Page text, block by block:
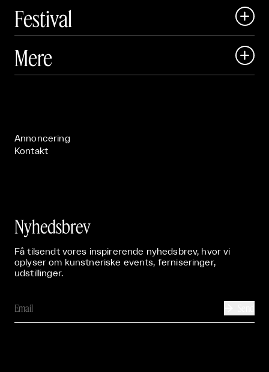
Festival

 Art Matter Festival
Mere 
Annoncering
Kontakt
Nyhedsbrev
Få tilsendt vores inspirerende nyhedsbrev, hvor vi
oplyser om kunstneriske events, ferniseringer,
udstillinger.